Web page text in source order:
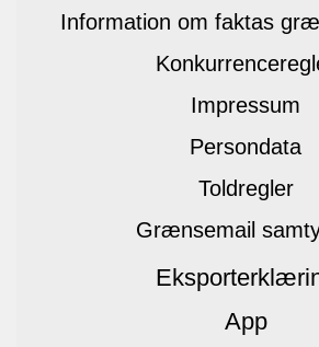
Information om faktas
Impressum
Persondata
Toldregler
Grænsemail
App